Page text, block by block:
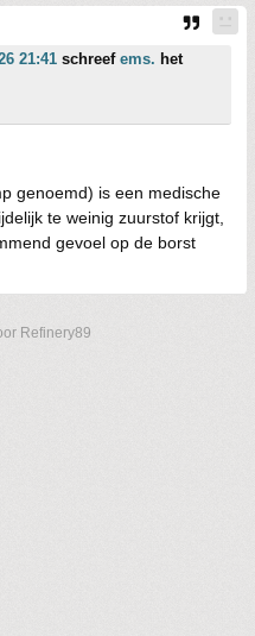
21:41 schreef ems. het
genoemd) is een medische
te weinig zuurstof krijgt,
gevoel op de borst
Refinery89